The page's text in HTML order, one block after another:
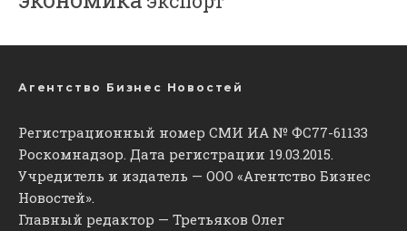
Агентство Бизнес Новостей
Регистрационный номер СМИ ИА № ФС77-61133
Роскомнадзор. Дата регистрации 19.03.2015.
Учредитель и издатель — ООО «Агентство Бизнес
Новостей».
Главный редактор — Третьяков Олег